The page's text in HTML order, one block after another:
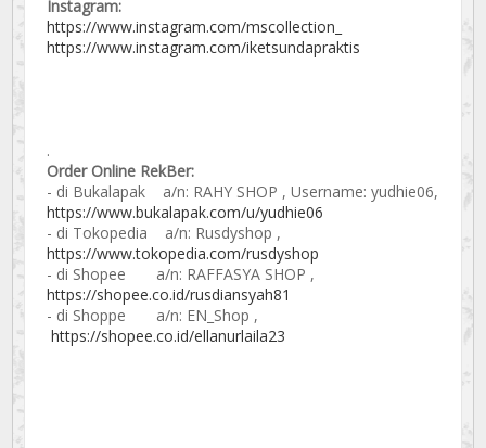
Instagram:
https://www.instagram.com/mscollection_
https://www.instagram.com/iketsundapraktis
.
Order Online RekBer:
- di Bukalapak a/n: RAHY SHOP , Username: yudhie06,
https://www.bukalapak.com/u/yudhie06
- di Tokopedia a/n: Rusdyshop ,
https://www.tokopedia.com/rusdyshop
- di Shopee a/n: RAFFASYA SHOP ,
https://shopee.co.id/rusdiansyah81
- di Shoppe a/n: EN_Shop ,
https://shopee.co.id/ellanurlaila23